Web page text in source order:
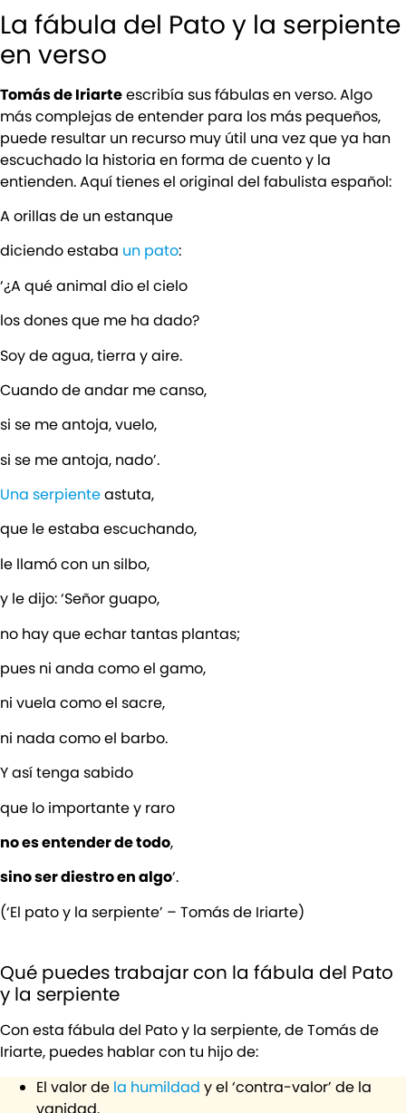
La fábula del Pato y la serpiente
en verso
Tomás de Iriarteescribía sus fábulas en verso. Algo
más complejas de entender para los más pequeños,
puede resultar un recurso muy útil una vez que ya han
escuchado la historia en forma de cuento y la
entienden. Aquí tienes el original del fabulista español:
A orillas de un estanque
diciendo estaba un pato:
‘¿A qué animal dio el cielo
los dones que me ha dado?
Soy de agua, tierra y aire.
Cuando de andar me canso,
si se me antoja, vuelo,
si se me antoja, nado’.
Una serpienteastuta,
que le estaba escuchando,
le llamó con un silbo,
y le dijo: ‘Señor guapo,
no hay que echar tantas plantas;
pues ni anda como el gamo,
ni vuela como el sacre,
ni nada como el barbo.
Y así tenga sabido
que lo importante y raro
no es entender de todo,
sino ser diestro en algo‘.
(‘El pato y la serpiente’ – Tomás de Iriarte)
Qué puedes trabajar con la fábula del Pato
y la serpiente
Con esta fábula del Pato y la serpiente, de Tomás de
Iriarte, puedes hablar con tu hijo de:
El valor de la humildad y el ‘contra-valor’ de la
vanidad.